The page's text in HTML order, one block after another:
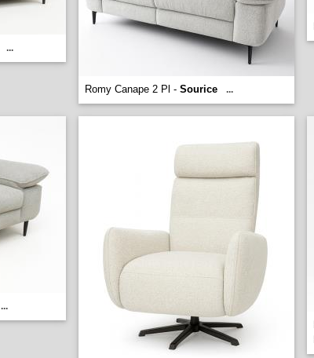
...
Romy Canape 2 Pl - Sourice ...
...